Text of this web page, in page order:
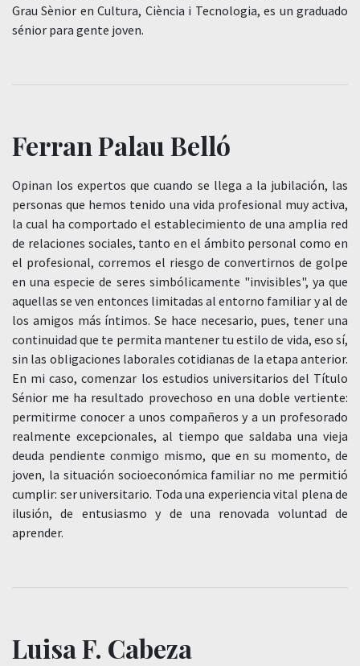
Grau Sènior en Cultura, Ciència i Tecnologia, es un graduado
sénior para gente joven.
Ferran Palau Belló
Opinan los expertos que cuando se llega a la jubilación, las
personas que hemos tenido una vida profesional muy activa,
la cual ha comportado el establecimiento de una amplia red
de relaciones sociales, tanto en el ámbito personal como en
el profesional, corremos el riesgo de convertirnos de golpe
en una especie de seres simbólicamente "invisibles", ya que
aquellas se ven entonces limitadas al entorno familiar y al de
los amigos más íntimos. Se hace necesario, pues, tener una
continuidad que te permita mantener tu estilo de vida, eso sí,
sin las obligaciones laborales cotidianas de la etapa anterior.
En mi caso, comenzar los estudios universitarios del Título
Sénior me ha resultado provechoso en una doble vertiente:
permitirme conocer a unos compañeros y a un profesorado
realmente excepcionales, al tiempo que saldaba una vieja
deuda pendiente conmigo mismo, que en su momento, de
joven, la situación socioeconómica familiar no me permitió
cumplir: ser universitario. Toda una experiencia vital plena de
ilusión, de entusiasmo y de una renovada voluntad de
aprender.
Luisa F. Cabeza